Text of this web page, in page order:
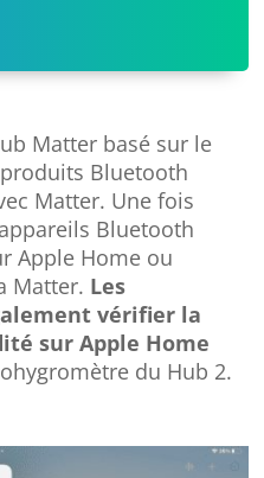
Matter basé sur le
Bluetooth
Matter. Une fois
Bluetooth
Apple Home ou
Matter. Les
vérifier la
sur Apple Home
du Hub 2.